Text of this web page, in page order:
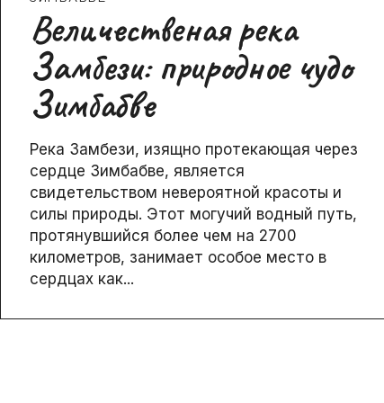
Bеличественая река
Замбези: природное чудо
Зимбабве
Река Замбези, изящно протекающая через
сердце Зимбабве, является
свидетельством невероятной красоты и
силы природы. Этот могучий водный путь,
протянувшийся более чем на 2700
километров, занимает особое место в
сердцах как...